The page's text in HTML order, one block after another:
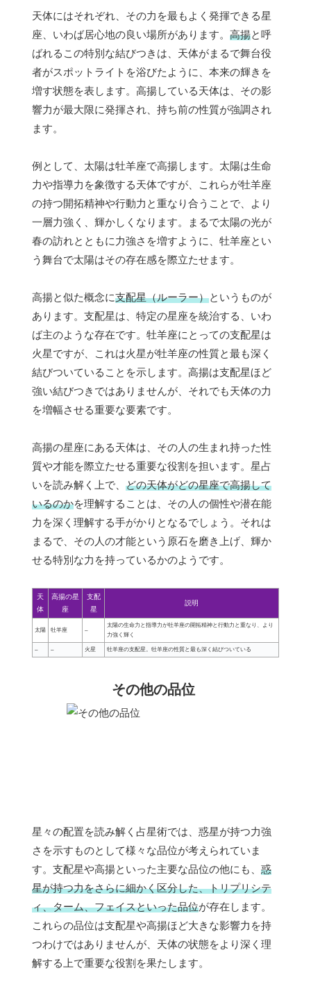
天体にはそれぞれ、その力を最もよく発揮できる星
座、いわば居心地の良い場所があります。 高揚と呼
ばれるこの特別な結びつきは、天体がまるで舞台役
者がスポットライトを浴びたように、本来の輝きを
増す状態を表します。高揚している天体は、その影
響力が最大限に発揮され、持ち前の性質が強調され
ます。
例として、太陽は牡羊座で高揚します。太陽は生命
力や指導力を象徴する天体ですが、これらが牡羊座
の持つ開拓精神や行動力と重なり合うことで、より
一層力強く、輝かしくなります。まるで太陽の光が
春の訪れとともに力強さを増すように、牡羊座とい
う舞台で太陽はその存在感を際立たせます。
高揚と似た概念に支配星（ルーラー）というものが
あります。支配星は、特定の星座を統治する、いわ
ば主のような存在です。牡羊座にとっての支配星は
火星ですが、これは火星が牡羊座の性質と最も深く
結びついていることを示します。高揚は支配星ほど
強い結びつきではありませんが、それでも天体の力
を増幅させる重要な要素です。
高揚の星座にある天体は、その人の生まれ持った性
質や才能を際立たせる重要な役割を担います。星占
いを読み解く上で、 どの天体がどの星座で高揚して
いるのかを理解することは、その人の個性や潜在能
力を深く理解する手がかりとなるでしょう。それは
まるで、その人の才能という原石を磨き上げ、輝か
せる特別な力を持っているかのようです。
天
体
高揚の星
座
支配
星
説明
太陽 牡羊座 –
太陽の生命力と指導力が牡羊座の開拓精神と行動力と重なり、より
力強く輝く
– – 火星 牡羊座の支配星。牡羊座の性質と最も深く結びついている
その他の品位
星々の配置を読み解く占星術では、惑星が持つ力強
さを示すものとして様々な品位が考えられていま
す。支配星や高揚といった主要な品位の他にも、 惑
星が持つ力をさらに細かく区分した、トリプリシテ
ィ、ターム、フェイスといった品位が存在します。
これらの品位は支配星や高揚ほど大きな影響力を持
つわけではありませんが、天体の状態をより深く理
解する上で重要な役割を果たします。